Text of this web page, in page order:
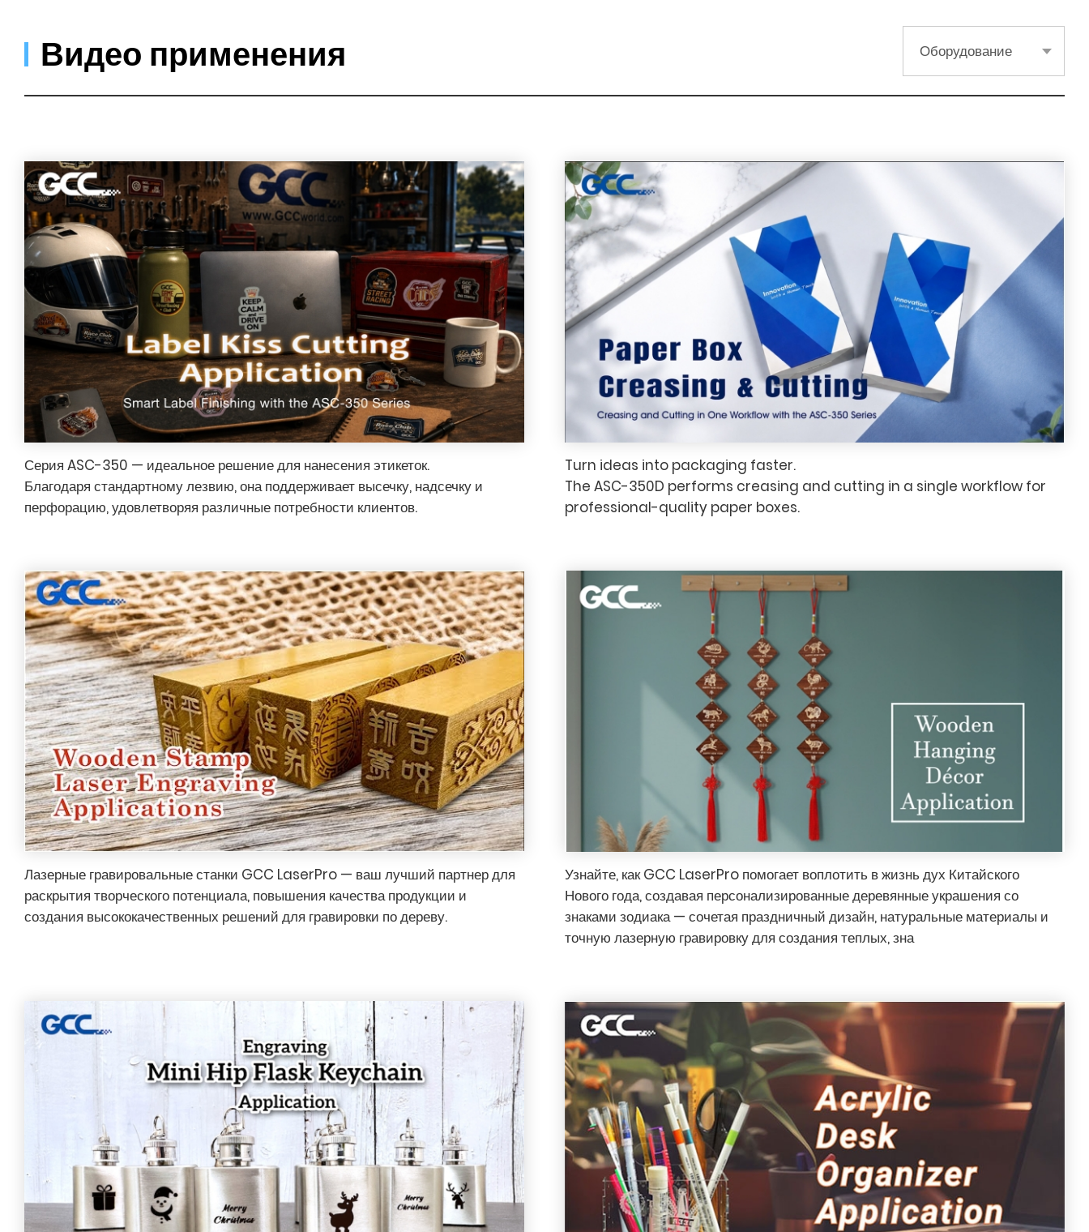
Видео применения Оборудование
Серия ASC-350 — идеальное решение для нанесения этикеток.
Благодаря стандартному лезвию, она поддерживает высечку, надсечку и
перфорацию, удовлетворяя различные потребности клиентов.
Turn ideas into packaging faster.
The ASC-350D performs creasing and cutting in a single workflow for
professional-quality paper boxes.
Лазерные гравировальные станки GCC LaserPro — ваш лучший партнер для
раскрытия творческого потенциала, повышения качества продукции и
создания высококачественных решений для гравировки по дереву.
Узнайте, как GCC LaserPro помогает воплотить в жизнь дух Китайского
Нового года, создавая персонализированные деревянные украшения со
знаками зодиака — сочетая праздничный дизайн, натуральные материалы и
точную лазерную гравировку для создания теплых, зна